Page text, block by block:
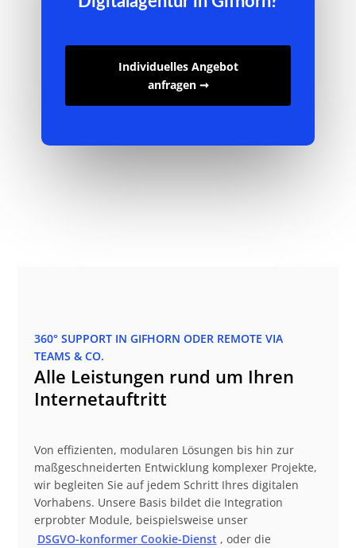
Individuelles Angebot
anfragen ➞
360° SUPPORT IN GIFHORN ODER REMOTE VIA
TEAMS & CO.
Alle Leistungen rund um Ihren
Internetauftritt
Von effizienten, modularen Lösungen bis hin zur
maßgeschneiderten Entwicklung komplexer Projekte,
wir begleiten Sie auf jedem Schritt Ihres digitalen
Vorhabens. Unsere Basis bildet die Integration
erprobter Module, beispielsweise unser
DSGVO-konformer Cookie-Dienst , oder die